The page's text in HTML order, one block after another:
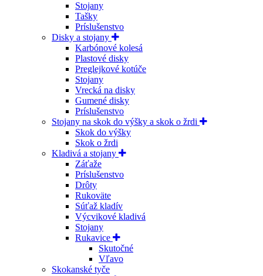
Stojany
Tašky
Príslušenstvo
Disky a stojany
Karbónové kolesá
Plastové disky
Preglejkové kotúče
Stojany
Vrecká na disky
Gumené disky
Príslušenstvo
Stojany na skok do výšky a skok o žrdi
Skok do výšky
Skok o žrdi
Kladivá a stojany
Záťaže
Príslušenstvo
Drôty
Rukoväte
Súťaž kladív
Výcvikové kladivá
Stojany
Rukavice
Skutočné
Vľavo
Skokanské tyče